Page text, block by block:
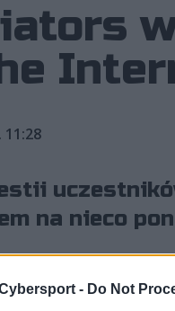
- Do Not
11:28
na nieco